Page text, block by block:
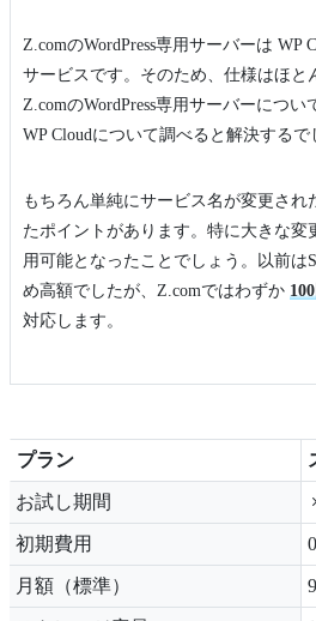
Z.comのWordPress専用サーバーは WP
サービスです。そのため、仕様はほと
Z.comのWordPress専用サーバーについ
WP Cloudについて調べると解決するで
もちろん単純にサービス名が変更され
たポイントがあります。特に大きな変
用可能となったことでしょう。以前は
め高額でしたが、Z.comではわずか
対応します。
プラン
プラン
お試し期間
初期費用
月額（標準）